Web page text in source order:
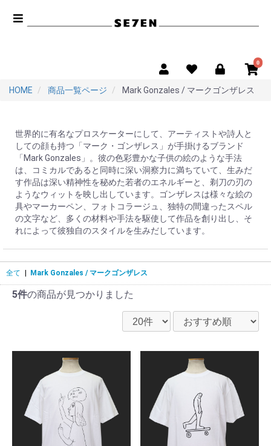
0
HOME 商品一覧ページ Mark Gonzales / マークゴンザレス
世界的に有名なプロスケーターにして、アーティストや詩人と
しての顔も持つ「マーク・ゴンザレス」が手掛けるブランド
「Mark Gonzales」。彼の色彩豊かな子供の絵のような手法
は、コミカルであると同時に深い洞察力に満ちていて、生みだ
す作品は深い精神性を秘めた若者のエネルギーと、剃刀の刃の
ようなウィットを映し出しています。ゴンザレスは様々な絵の
具やマーカーペン、フォトコラージュ、独特の間違ったスペル
の文字など、多くの材料や手法を駆使して作品を創り出し、そ
れによって彼独自のスタイルを生みだしています。
全て Mark Gonzales / マークゴンザレス
5件の商品が見つかりました